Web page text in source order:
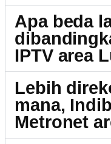
Apa beda
IPTV area
Lebih
mana,
Metronet